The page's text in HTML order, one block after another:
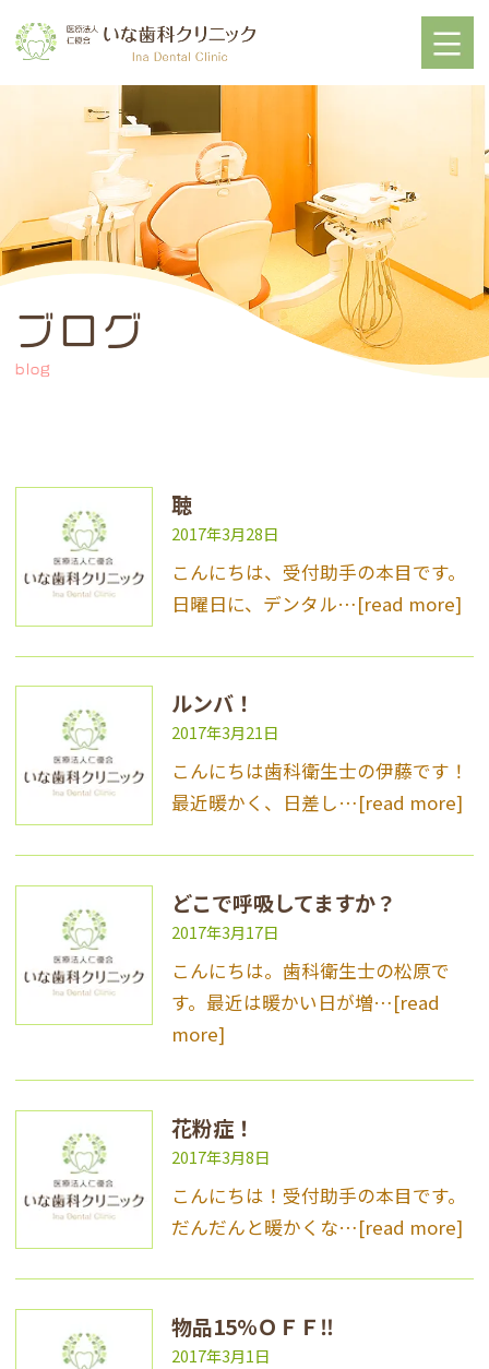
ブログ
blog
聴
2017年3月28日
こんにちは、受付助手の本目です。
日曜日に、デンタル…[read more]
ルンバ！
2017年3月21日
こんにちは歯科衛生士の伊藤です！
最近暖かく、日差し…[read more]
どこで呼吸してますか？
2017年3月17日
こんにちは。歯科衛生士の松原で
す。最近は暖かい日が増…[read
more]
花粉症！
2017年3月8日
こんにちは！受付助手の本目です。
だんだんと暖かくな…[read more]
物品15%ＯＦＦ‼︎
2017年3月1日